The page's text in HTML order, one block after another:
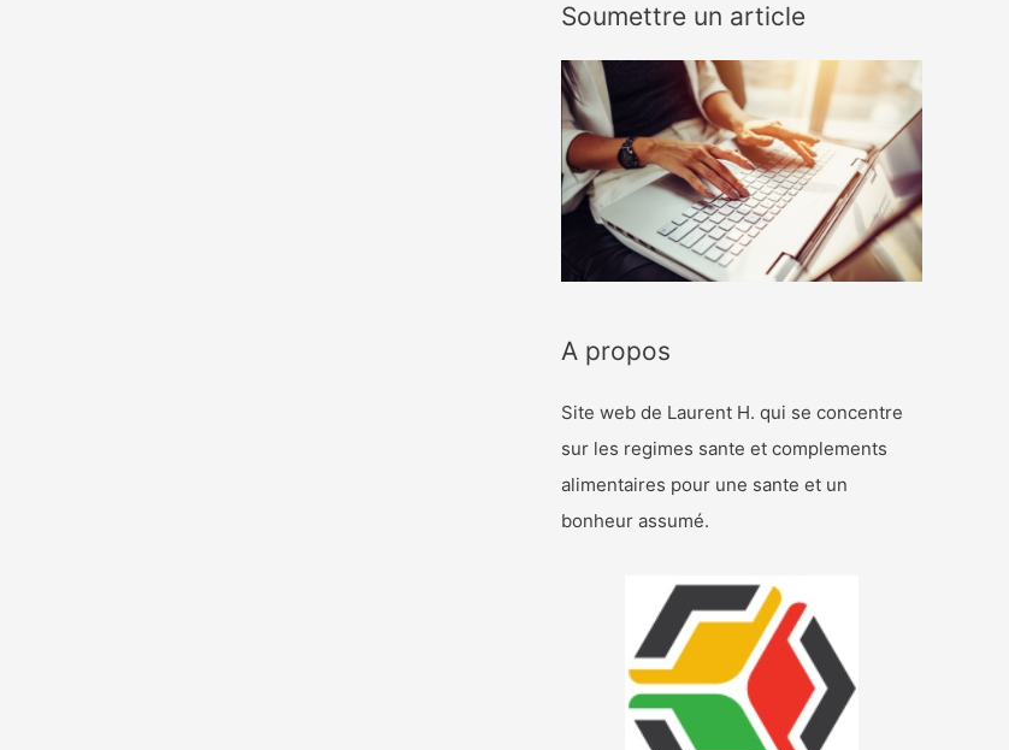
Soumettre un article
A propos
Site web de Laurent H. qui se concentre
sur les regimes sante et complements
alimentaires pour une sante et un
bonheur assumé.